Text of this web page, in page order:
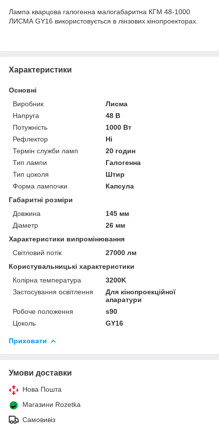
Лампа кварцова галогенна малогабаритна КГМ 48-1000
ЛИСМА GY16 використовується в лінзових кінопроекторах.
Характеристики
Основні
Виробник
Лисма
Напруга
48 В
Потужність
1000 Вт
Рефлектор
Ні
Термін служби ламп
20 годин
Тип лампи
Галогенна
Тип цоколя
Штир
Форма лампочки
Капсула
Габаритні розміри
Довжина
145 мм
Діаметр
26 мм
Характеристики випромінювання
Світловий потік
27000 лм
Користувальницькі характеристики
Колірна температура
3200K
Застосування освітлення
Для кінопроекційної
апаратури
Робоче положення
s90
Цоколь
GY16
Приховати
Умови доставки
Нова Пошта
Магазини Rozetka
Самовивіз